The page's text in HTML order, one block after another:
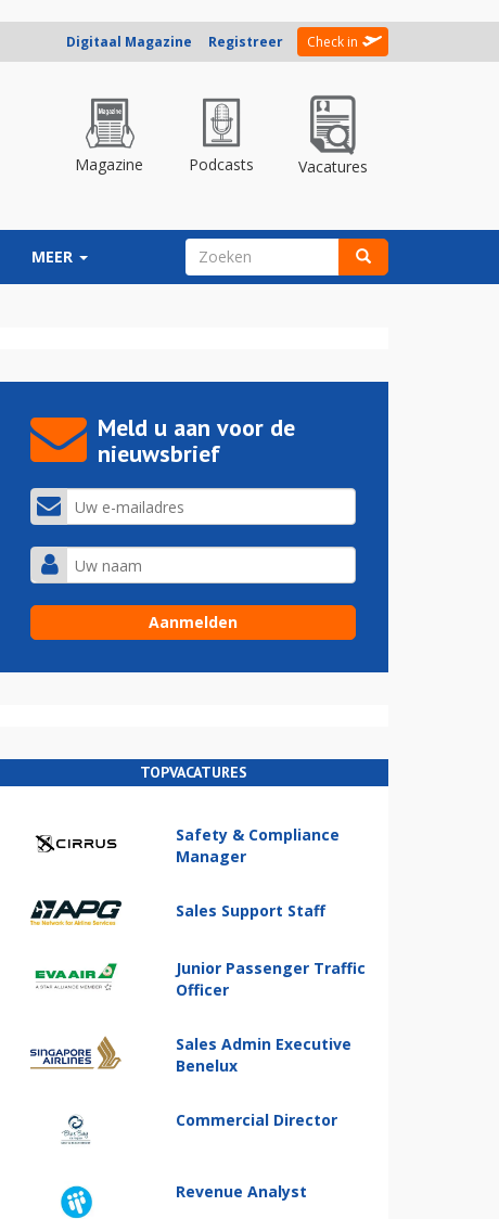
Digitaal Magazine Registreer Check in
Magazine Podcasts Vacatures
MEER ZOEKVELD
Meld u aan voor de
nieuwsbrief
TOPVACATURES
Safety & Compliance
Manager
Sales Support Staff
Junior Passenger Traffic
Officer
Sales Admin Executive
Benelux
Commercial Director
Revenue Analyst